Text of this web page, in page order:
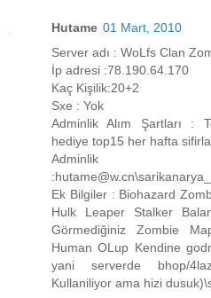
Hutame 01 Mart, 2010
Server adı : WoLfs Clan
İp adresi :78.190.64.170
Kaç Kişilik:20+2
Sxe : Yok
Adminlik Alım Şartları :
hediye top15 her hafta
Ek Bilgiler : Biohazard
Hulk Leaper Stalker
Görmediğiniz Zombie
Human OLup Kendine
yani serverde bhop/
Kullaniliyor ama hizi